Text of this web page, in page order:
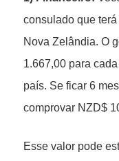
consulado que
Nova Zelândia. O
1.667,00 para
país. Se ficar 6
comprovar NZD$
Esse valor pode